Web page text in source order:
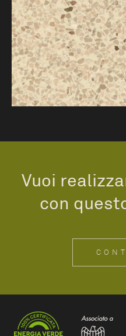
Vuoi
con